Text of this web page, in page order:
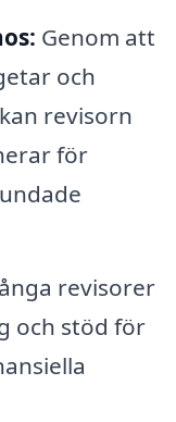
Genom att
och
revisorn
för
revisorer
och stöd för